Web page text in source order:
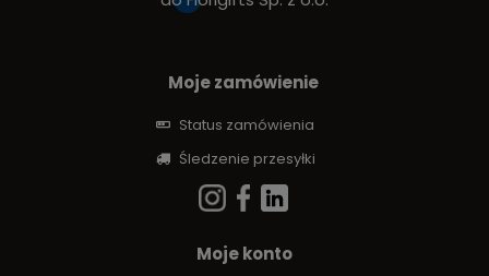
Moje zamówienie
Status zamówienia
Śledzenie przesyłki
Moje konto